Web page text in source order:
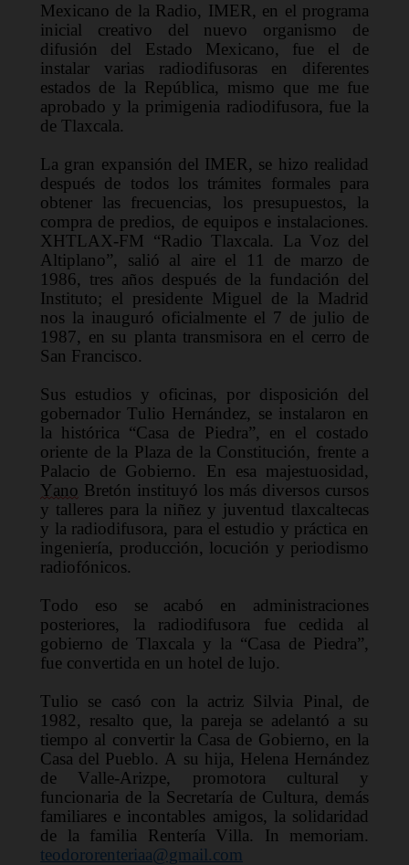
Mexicano de la Radio, IMER,
inicial creativo del nuevo organismo de
difusión del Estado Mexicano, fue el de
instalar varias radiodifusoras en diferentes
estados de la República, mismo que me fue
aprobado y la primigenia radiodifusora, fue la
de Tlaxcala.
La gran expansión del IMER, se hizo realidad
después de todos los trámites formales para
obtener las frecuencias, los presupuestos, la
XHTLAX-FM “Radio Tlaxcala. La Voz del
Altiplano”, salió al aire el 11 de marzo de
1986, tres años después de la fundación del
Instituto; el presidente Miguel de la Madrid
nos la inauguró oficialmente el 7 de julio de
1987, en su planta transmisora en el cerro de
San Francisco.
Sus estudios y oficinas, por disposición del
gobernador Tulio Hernández, se instalaron en
la histórica “Casa de Piedra”, en el costado
oriente de la Plaza de la Constitución, frente a
Palacio de Gobierno. En esa majestuosidad,
Yano Bretón instituyó los más diversos cursos
y talleres para la niñez y juventud tlaxcaltecas
y la radiodifusora, para el estudio y práctica en
ingeniería, producción, locución y periodismo
radiofónicos.
Todo eso se acabó en administraciones
posteriores, la radiodifusora fue cedida al
gobierno de Tlaxcala y la “Casa de Piedra”,
fue convertida en un hotel de lujo.
Tulio se casó con la actriz Silvia Pinal, de
1982, resalto que, la pareja se adelantó a su
tiempo al convertir la Casa de Gobierno, en la
Casa del Pueblo. A su hija, Helena Hernández
de Valle-Arizpe,
promotora cultural y
funcionaria de la Secretaría de Cultura, demás
familiares e incontables amigos, la solidaridad
de la familia Rentería Villa. In memoriam.
teodororenteriaa@gmail.com